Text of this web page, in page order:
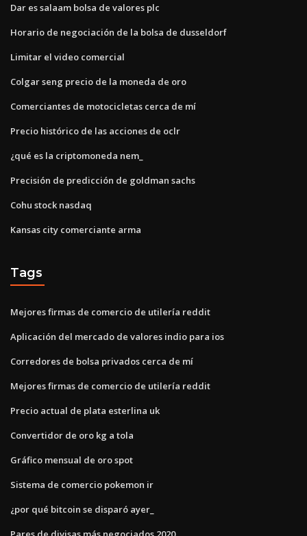
Dar es salaam bolsa de valores plc
Horario de negociación de la bolsa de dusseldorf
Limitar el video comercial
Colgar seng precio de la moneda de oro
Comerciantes de motocicletas cerca de mí
Precio histórico de las acciones de oclr
¿qué es la criptomoneda nem_
Precisión de predicción de goldman sachs
Cohu stock nasdaq
Kansas city comerciante arma
Tags
Mejores firmas de comercio de utilería reddit
Aplicación del mercado de valores indio para ios
Corredores de bolsa privados cerca de mí
Mejores firmas de comercio de utilería reddit
Precio actual de plata esterlina uk
Convertidor de oro kg a tola
Gráfico mensual de oro spot
Sistema de comercio pokemon ir
¿por qué bitcoin se disparó ayer_